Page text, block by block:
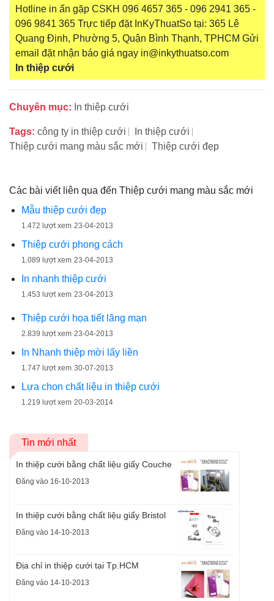
Hotline in ấn gặp CSKH 096 4657 365 - 096 2941 365 -
096 9841 365 Trực tiếp đặt InKyThuatSo tại: 365 Lê
Quang Định, Phường 5, Quận Bình Thạnh, TPHCM Gửi
email đặt nhận báo giá ngay in@inkythuatso.com
In thiệp cưới
Chuyên mục: In thiệp cưới
Tags: công ty in thiệp cưới
In thiệp cưới
Thiệp cưới mang màu sắc mới
Thiệp cưới đẹp
Các bài viết liên qua đến Thiệp cưới mang màu sắc mới
Mẫu thiệp cưới đẹp
1.472 lượt xem 23-04-2013
Thiệp cưới phong cách
1.089 lượt xem 23-04-2013
In nhanh thiệp cưới
1.453 lượt xem 23-04-2013
Thiệp cưới họa tiết lãng mạn
2.839 lượt xem 23-04-2013
In Nhanh thiệp mời lấy liền
1.747 lượt xem 30-07-2013
Lựa chon chất liệu in thiệp cưới
1.219 lượt xem 20-03-2014
Tin mới nhất
In thiệp cưới bằng chất liệu giấy Couche
Đăng vào 16-10-2013
In thiệp cưới bằng chất liệu giấy Bristol
Đăng vào 14-10-2013
Địa chỉ in thiệp cưới tại Tp.HCM
Đăng vào 14-10-2013